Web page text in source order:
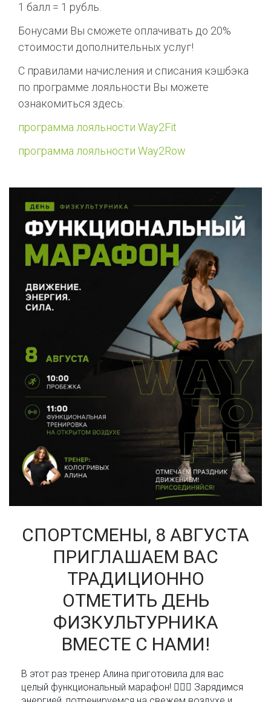
1 балл = 1 рубль.
Бонусами Вы сможете оплачивать до 20%
стоимости дополнительных услуг!
С правилами начисления и списания кэшбэка
по программе лояльности Вы можете
ознакомиться здесь:
программа лояльности Way2Fit
программа лояльности Way2Row
СПОРТСМЕНЫ, 8 АВГУСТА
ПРИГЛАШАЕМ ВАС
ТРАДИЦИОННО
ОТМЕТИТЬ ДЕНЬ
ФИЗКУЛЬТУРНИКА
ВМЕСТЕ С НАМИ!
В этот раз тренер Алина приготовила для вас
целый функциональный марафон! 🏃🏻‍♀️ Зарядимся